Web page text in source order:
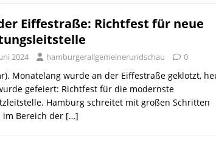
Eiffestraße: Richtfest für neue
2024 hamburgerallgemeinerundschau 0
Monatelang wurde an der Eiffestraße geklotzt,
gefeiert: Richtfest für die modernste
Hamburg schreitet mit großen Schritten
im Bereich der […]